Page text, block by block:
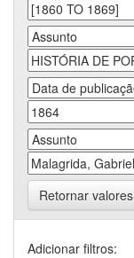
Retornar valores
Adicionar filtros: